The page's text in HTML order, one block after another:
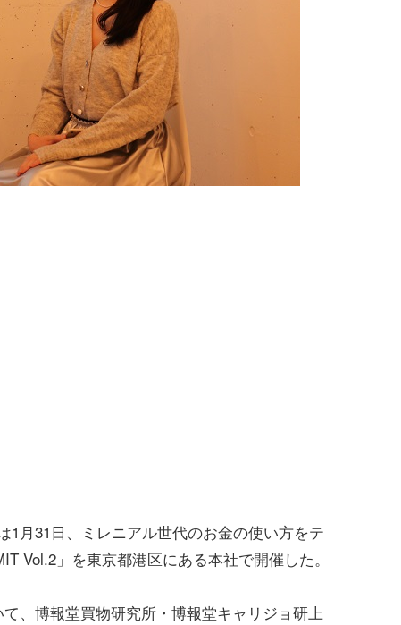
1月31日、ミレニアル世代のお金の使い方をテ
Vol.2」を東京都港区にある本社で開催した。
、博報堂買物研究所・博報堂キャリジョ研上